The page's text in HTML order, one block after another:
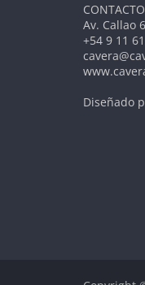
CONTACTO
Av. Callao
+54 9 11
Diseñado